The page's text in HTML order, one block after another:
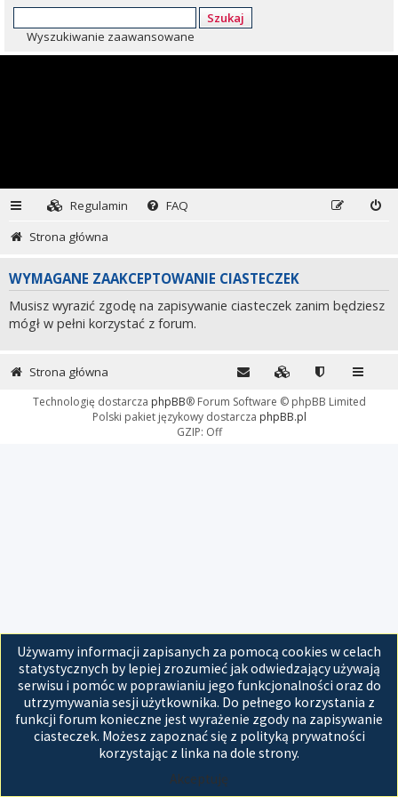
Szukaj
Wyszukiwanie zaawansowane
Regulamin
FAQ
Strona główna
WYMAGANE ZAAKCEPTOWANIE CIASTECZEK
Musisz wyrazić zgodę na zapisywanie ciasteczek zanim będziesz
mógł w pełni korzystać z forum.
Używamy informacji zapisanych za pomocą cookies w celach
statystycznych by lepiej zrozumieć jak odwiedzający używają
serwisu i pomóc w poprawianiu jego funkcjonalności oraz do
utrzymywania sesji użytkownika. Do pełnego korzystania z
funkcji forum konieczne jest wyrażenie zgody na zapisywanie
ciasteczek. Możesz zapoznać się z polityką prywatności
korzystając z linka na dole strony.
Akceptuję
Strona główna
Technologię dostarcza phpBB® Forum Software © phpBB Limited
Polski pakiet językowy dostarcza phpBB.pl
GZIP: Off